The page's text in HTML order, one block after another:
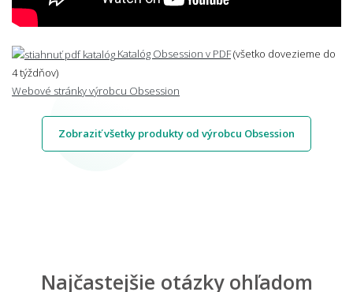
Katalóg Obsession v PDF(všetko dovezieme do
4 týždňov)
Webové stránky výrobcu Obsession
Zobraziť všetky produkty od výrobcu Obsession
Najčastejšie otázky ohľadom